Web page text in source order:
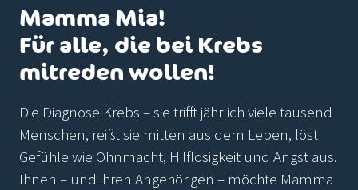
Mamma Mia!
Für alle, die bei Krebs
mitreden wollen!
Die Diagnose Krebs – sie trifft jährlich viele tausend
Menschen, reißt sie mitten aus dem Leben, löst
Gefühle wie Ohnmacht, Hilflosigkeit und Angst aus.
Ihnen – und ihren Angehörigen – möchte Mamma